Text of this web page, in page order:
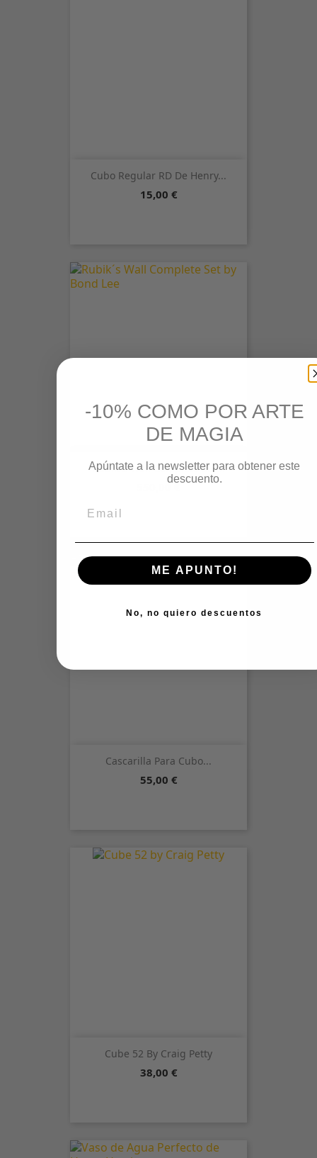
Cubo Regular RD De Henry...
Precio
15,00 €
Rubik´s Wall Complete Set...
Precio
550,00 €
Cascarilla Para Cubo...
Precio
55,00 €
Cube 52 By Craig Petty
Precio
38,00 €
-10% COMO POR ARTE
DE MAGIA
Apúntate a la newsletter para obtener este
descuento.
ME APUNTO!
No, no quiero descuentos